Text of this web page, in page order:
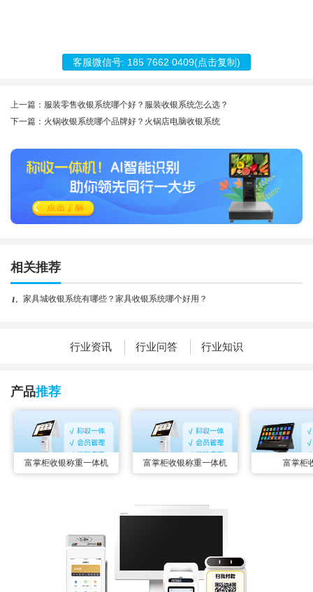
客服微信号: 185 7662 0409(点击复制)
上一篇：服装零售收银系统哪个好？服装收银系统怎么选？
下一篇：火锅收银系统哪个品牌好？火锅店电脑收银系统
相关推荐
家具城收银系统有哪些？家具收银系统哪个好用？
行业资讯 行业问答 行业知识
产品推荐
富掌柜收银称重一体机 富掌柜收银称重一体机 富掌柜